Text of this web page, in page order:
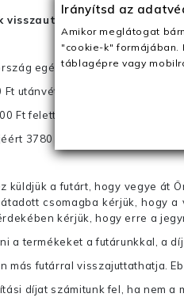
kerülnek, ha
egész területén, 2-3
utánvéttel)
Ft feletti megrendeléseknél
3780 Ft szállítási díjat
küldjük a futárt, hogy vegye át
csomagba kérjük, hogy
kérjük, hogy erre a
a termékeket a futárunkkal, a
más futárral visszajuttathatja.
díjat számitunk fel, ha nem a
Irányítsd az
Amikor meglátogat
"cookie-k" formájában.
táblagépre vagy